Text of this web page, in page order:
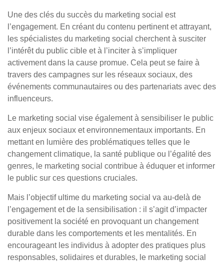
Une des clés du succès du marketing social est
l’engagement. En créant du contenu pertinent et attrayant,
les spécialistes du marketing social cherchent à susciter
l’intérêt du public cible et à l’inciter à s’impliquer
activement dans la cause promue. Cela peut se faire à
travers des campagnes sur les réseaux sociaux, des
événements communautaires ou des partenariats avec des
influenceurs.
Le marketing social vise également à sensibiliser le public
aux enjeux sociaux et environnementaux importants. En
mettant en lumière des problématiques telles que le
changement climatique, la santé publique ou l’égalité des
genres, le marketing social contribue à éduquer et informer
le public sur ces questions cruciales.
Mais l’objectif ultime du marketing social va au-delà de
l’engagement et de la sensibilisation : il s’agit d’impacter
positivement la société en provoquant un changement
durable dans les comportements et les mentalités. En
encourageant les individus à adopter des pratiques plus
responsables, solidaires et durables, le marketing social